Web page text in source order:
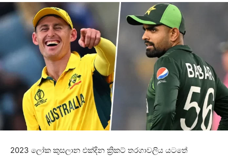
2023 ලෝක කුසලාන එක්දින ක්‍රිකට් තරගාවලිය යටතේ